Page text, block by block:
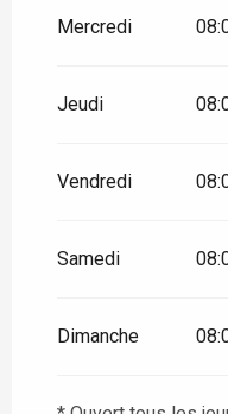
Mercredi
Jeudi
Vendredi
Samedi
Dimanche